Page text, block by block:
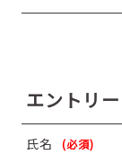
エントリ
氏名 (必須)